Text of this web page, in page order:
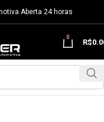
Aberta 24 horas
0
R$